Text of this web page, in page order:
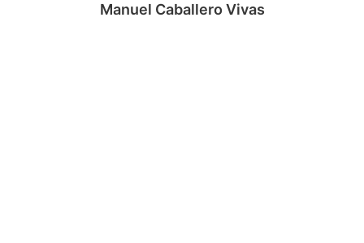
Manuel Caballero Vivas